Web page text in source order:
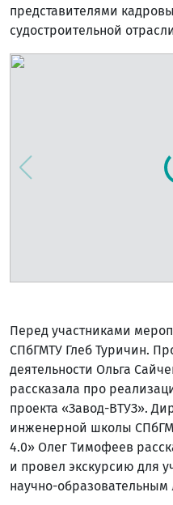
представителями
судостроительной
Перед участниками
СПбГМТУ Глеб Туричин.
деятельности Ольга
рассказала про
проекта «Завод-ВТУЗ».
инженерной школы
4.0» Олег Тимофеев
и провел экскурсию для
научно-